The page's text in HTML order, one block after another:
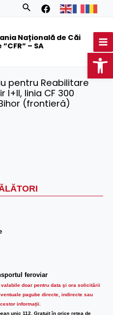
Search
Națională de Căi
– SA
feroviar
doar pentru data şi ora solicitării
pagube directe, indirecte sau
informații.
unic 112. Gratuit în orice reţea de
pentru Reabilitare
linia CF 300
(frontieră)